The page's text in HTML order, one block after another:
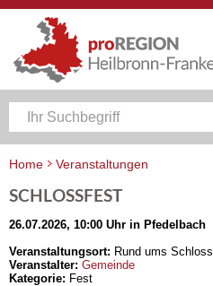
Home
Veranstaltungen
SCHLOSSFEST
26.07.2026, 10:00 Uhr in Pfedelbach
Veranstaltungsort: Rund ums Schloss
Veranstalter: Gemeinde
Kategorie: Fest